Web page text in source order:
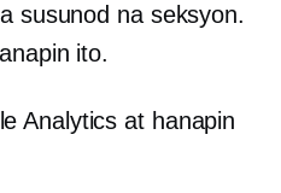
susunod na seksyon.
ito.
Analytics at hanapin